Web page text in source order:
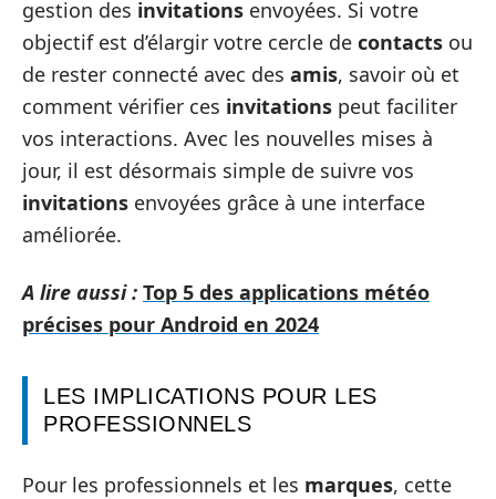
gestion des invitations envoyées. Si votre
objectif est d’élargir votre cercle de contacts ou
de rester connecté avec des amis, savoir où et
comment vérifier ces invitations peut faciliter
vos interactions. Avec les nouvelles mises à
jour, il est désormais simple de suivre vos
invitations envoyées grâce à une interface
améliorée.
A lire aussi : Top 5 des applications météo
précises pour Android en 2024
LES IMPLICATIONS POUR LES
PROFESSIONNELS
Pour les professionnels et les marques, cette